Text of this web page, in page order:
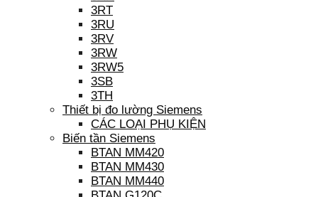
3RT
3RU
3RV
3RW
3RW5
3SB
3TH
Thiết bị đo lường Siemens
CÁC LOẠI PHỤ KIỆN
Biến tần Siemens
BTAN MM420
BTAN MM430
BTAN MM440